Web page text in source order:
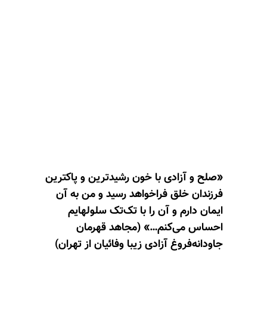
«‌صلح و آزادی با خون رشیدترین و پاکترین
فرزندان خلق فراخواهد رسید و من به آن
ایمان دارم و آن را با تک‌تک سلولهایم
احساس می‌کنم…» (مجاهد قهرمان
جاودانه‌فروغ آزادی زیبا وفائیان از تهران)